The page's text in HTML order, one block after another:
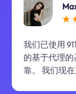
我们已使用
的基于代理
靠。 我们现在